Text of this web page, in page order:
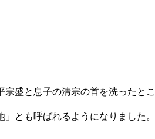
盛と息子の清宗の首を洗ったと
とも呼ばれるようになりました。